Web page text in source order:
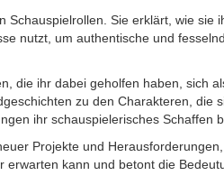
Sie erklärt, wie sie
nutzt, um authentische und
die ihr dabei geholfen haben, sich
zu den Charakteren, die
ihr schauspielerisches Schaffen
Projekte und
kann und betont die